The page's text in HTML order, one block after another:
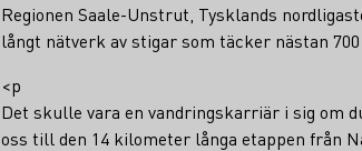
Regionen Saale-Unstrut, Tysklands
långt nätverk av stigar som täcker nästan
<p
Det skulle vara en vandringskarriär i sig om
oss till den 14 kilometer långa etappen från